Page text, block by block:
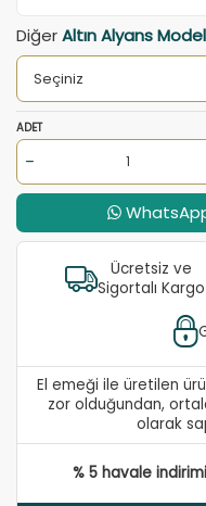
DiğerAltın Alyans
ADET
Ücretsiz ve
Sigortalı Kargo
El emeği ile üretilen
zor olduğundan,
olarak
% 5 havale